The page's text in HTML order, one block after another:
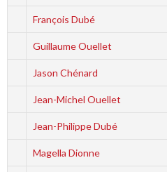
François Dubé
Guillaume Ouellet
Jason Chénard
Jean-Michel Ouellet
Jean-Philippe Dubé
Magella Dionne